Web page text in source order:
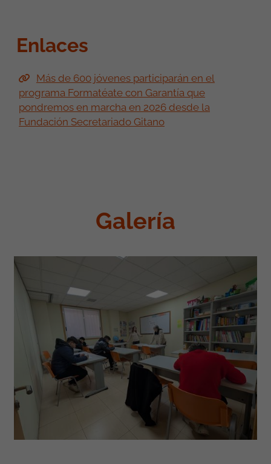
Enlaces
Más de 600 jóvenes participarán en el
programa Formatéate con Garantía que
pondremos en marcha en 2026 desde la
Fundación Secretariado Gitano
Galería